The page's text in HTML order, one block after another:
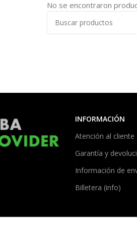
No se encontraron
INFORMACIÓN
Atención al cliente
Garantía y
Información de
Billetera (info)